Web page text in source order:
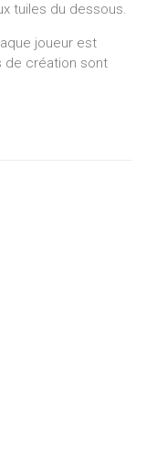
tuiles du dessous.
joueur est
de création sont